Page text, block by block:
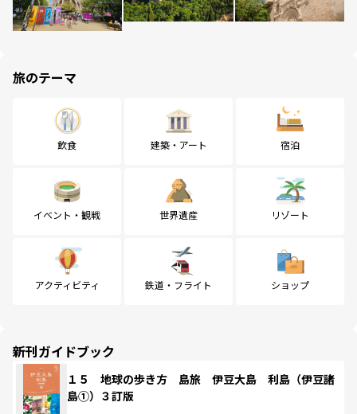
旅のテーマ
飲食 建築・アート 宿泊
イベント・観戦 世界遺産 リゾート
アクティビティ 鉄道・フライト ショップ
新刊ガイドブック
１５ 地球の歩き方 島旅 伊豆大島 利島（伊豆諸
島①）３訂版